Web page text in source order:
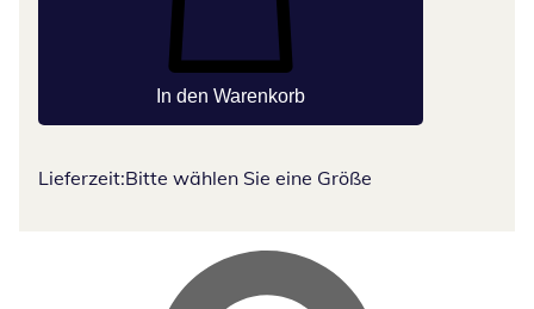
In den Warenkorb
Lieferzeit:Bitte wählen Sie eine Größe